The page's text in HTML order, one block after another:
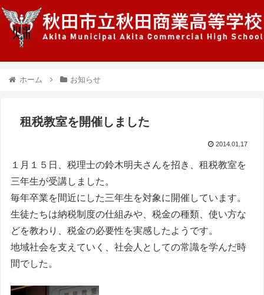
ホーム お知らせ
租税教室を開催しました
2014.01.17
１月１５日、税理士の鈴木明夫さんを招き、租税教室を
三年生が受講しました。
毎年卒業を間近にした三年生を対象に開催しています。
生徒たちは納税制度の仕組みや、税金の種類、使い方な
どを教わり、税金の必要性を実感したようです。
地域社会を支えていく、社会人としての常識を学んだ時
間でした。